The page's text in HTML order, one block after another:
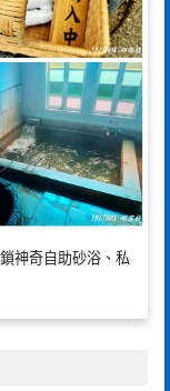
神奇自助砂浴、私